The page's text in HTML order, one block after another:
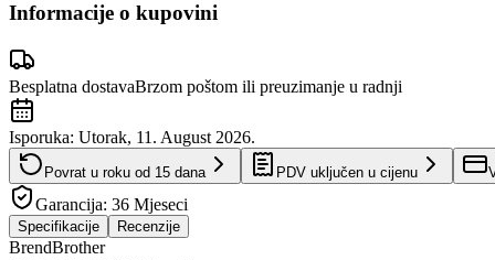
Informacije o kupovini
Besplatna dostavaBrzom poštom ili preuzimanje u radnji
Isporuka: Utorak, 11. August 2026.
Povrat u roku od 15 dana PDV uključen u cijenu
Garancija: 36 Mjeseci
Specifikacije Recenzije
BrendBrother